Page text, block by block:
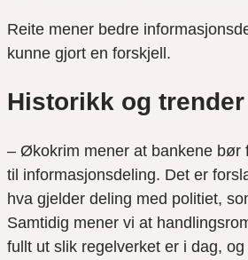
Reite mener bedre
kunne gjort en forskjell.
Historikk og trender
– Økokrim mener at bankene bør
til informasjonsdeling. Det er
hva gjelder deling med politiet,
Samtidig mener vi at
fullt ut slik regelverket er i dag,